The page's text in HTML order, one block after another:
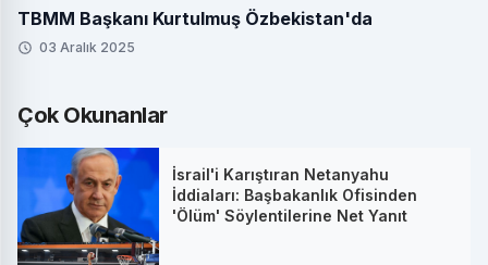
TBMM Başkanı Kurtulmuş Özbekistan'da
03 Aralık 2025
Çok Okunanlar
İsrail'i Karıştıran Netanyahu
İddiaları: Başbakanlık Ofisinden
'Ölüm' Söylentilerine Net Yanıt